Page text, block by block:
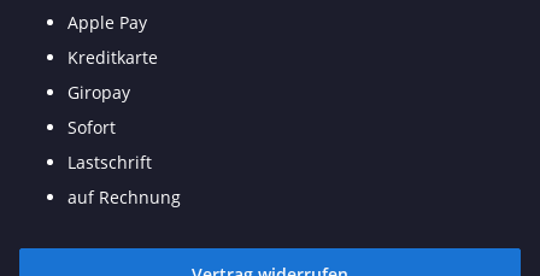
Apple Pay
Kreditkarte
Giropay
Sofort
Lastschrift
auf Rechnung